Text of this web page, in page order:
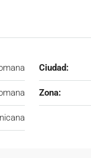
Ciudad:
Zona: